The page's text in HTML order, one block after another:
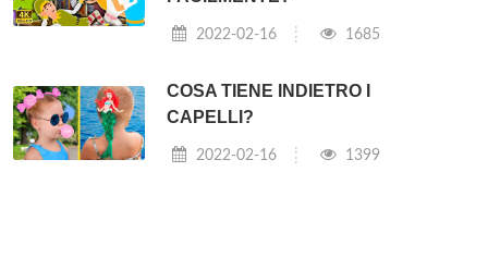
2022-02-16 1685
COSA TIENE INDIETRO I
CAPELLI?
2022-02-16 1399